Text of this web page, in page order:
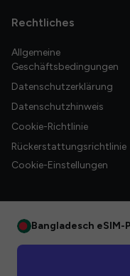
Rechtliches
Allgemeine
Geschäftsbedingungen
Datenschutzerklärung
Datenschutzhinweis
Cookie-Richtlinie
Rückerstattungsrichtlinie
Cookie-Einstellungen
Bangladesch eSIM-